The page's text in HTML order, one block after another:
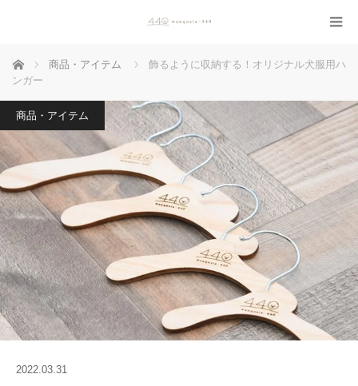
ホーム 商品・アイテム
飾るように収納する！オリジナル犬服用ハ
ンガー
商品・アイテム
2022.03.31